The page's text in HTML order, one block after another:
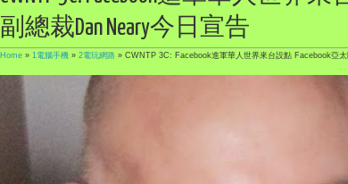
副總裁Dan Neary今日宣告
Home » 1電腦手機 » 2電玩網路 » CWNTP 3C: Facebook進軍華人世界來台設點 Facebook亞